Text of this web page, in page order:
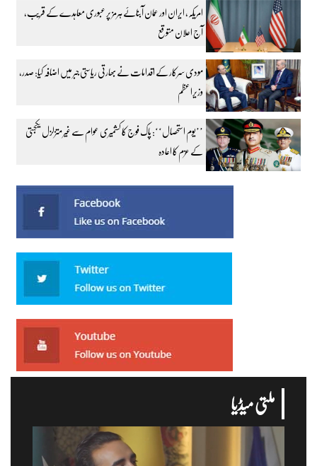
امریکہ، ایران اور عمان آبنائے ہرمز پر عبوری معاہدے کے قریب،
آج اعلان متوقع
مودی سرکار کے اقدامات نے بھارتی ریاستی جبر میں اضافہ کیا: صدر،
وزیراعظم
’’یوم استحصال‘‘: پاک فوج کا کشمیری عوام سے غیر متزلزل یکجہتی
کے عزم کا اعادہ
ملتی میڈیا